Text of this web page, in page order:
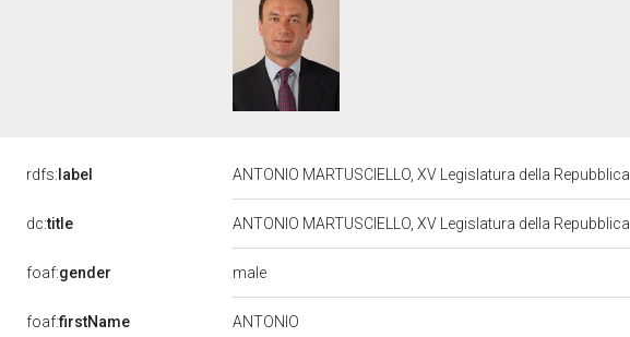
rdfs: label ANTONIO MARTUSCIELLO, XV Legislatura della Repubblica
dc:title ANTONIO MARTUSCIELLO, XV Legislatura della Repubblica
foaf:gender male
foaf:firstName ANTONIO